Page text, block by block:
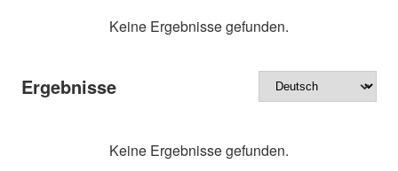
Keine Ergebnisse gefunden.
Ergebnisse
Keine Ergebnisse gefunden.